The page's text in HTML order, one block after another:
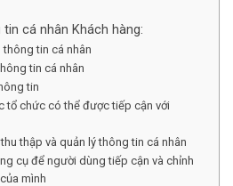
cá nhân Khách hàng:
tin cá nhân
tin cá nhân
tin
tổ chức có thể được tiếp cận với
thập và quản lý thông tin cá nhân
cụ để người dùng tiếp cận và chỉnh
mình